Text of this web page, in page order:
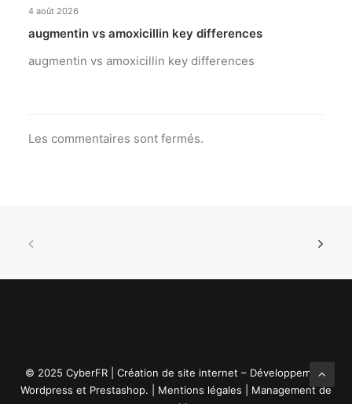
4 août 2026
augmentin vs amoxicillin key differences
augmentin vs amoxicillin key differences
Les commentaires sont fermés.
© 2025 CyberFR | Création de site internet – Développement
Wordpress et Prestashop. | Mentions légales
Management de